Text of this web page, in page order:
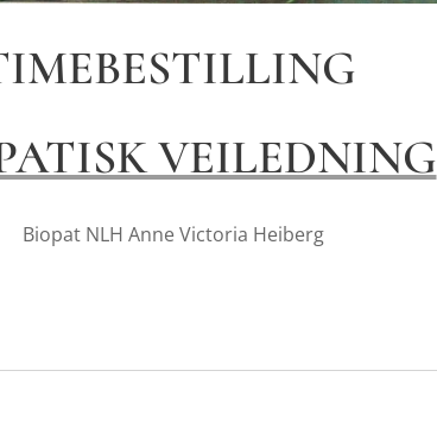
VEILEDNING
Biopat NLH Anne Victoria Heiberg